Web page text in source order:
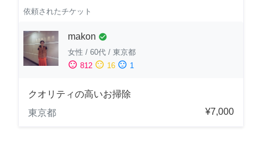
依頼されたチケット
makon check_circle
女性 / 60代 / 東京都
sentiment_satisfied 812 sentiment_neutral 16 sentiment_dissatisfied 1
クオリティの高いお掃除
東京都
¥7,000